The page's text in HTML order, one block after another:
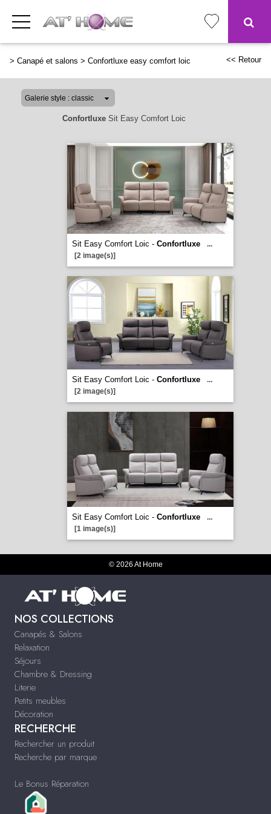
> Canapé et salons > Confortluxe easy comfort loic << Retour
ConfortluxeSit Easy Comfort Loic
Sit Easy Comfort Loic - Confortluxe
...
[2 image(s)]
Sit Easy Comfort Loic - Confortluxe
...
[2 image(s)]
Sit Easy Comfort Loic - Confortluxe
...
[1 image(s)]
© 2026 At Home
NOS COLLECTIONS
Canapés & Salons
Relaxation
Séjours
Chambre & Dressing
Literie
Petits meubles
Décoration
RECHERCHE
Rechercher un produit
Recherche par marque
Le Bonus Réparation